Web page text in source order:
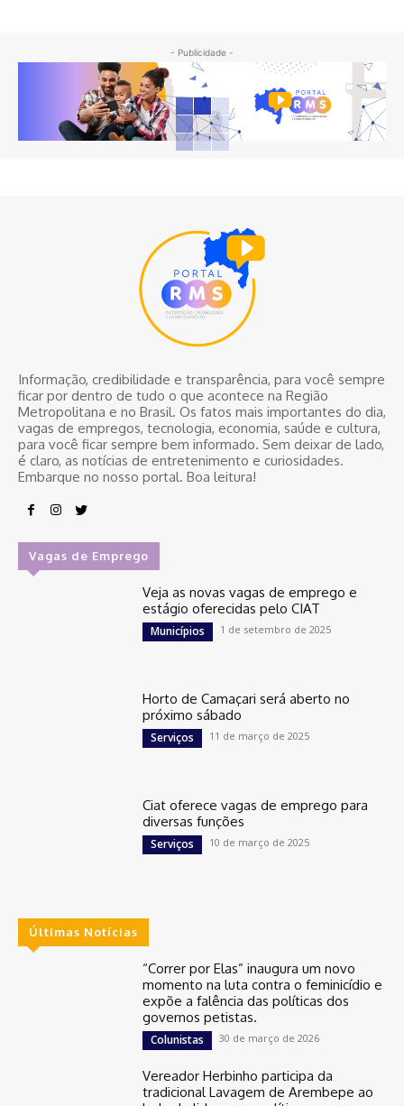
- Publicidade -
Informação, credibilidade e transparência, para você sempre
ficar por dentro de tudo o que acontece na Região
Metropolitana e no Brasil. Os fatos mais importantes do dia,
vagas de empregos, tecnologia, economia, saúde e cultura,
para você ficar sempre bem informado. Sem deixar de lado,
é claro, as notícias de entretenimento e curiosidades.
Embarque no nosso portal. Boa leitura!
Vagas de Emprego
Veja as novas vagas de emprego e
estágio oferecidas pelo CIAT
Municípios 1 de setembro de 2025
Horto de Camaçari será aberto no
próximo sábado
Serviços 11 de março de 2025
Ciat oferece vagas de emprego para
diversas funções
Serviços 10 de março de 2025
Últimas Notícias
“Correr por Elas” inaugura um novo
momento na luta contra o feminicídio e
expõe a falência das políticas dos
governos petistas.
Colunistas 30 de março de 2026
Vereador Herbinho participa da
tradicional Lavagem de Arembepe ao